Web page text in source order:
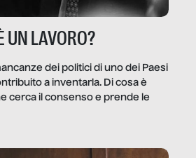
UN LAVORO?
dei politici di uno dei Paesi
a inventarla. Di cosa è
cerca il consenso e prende le